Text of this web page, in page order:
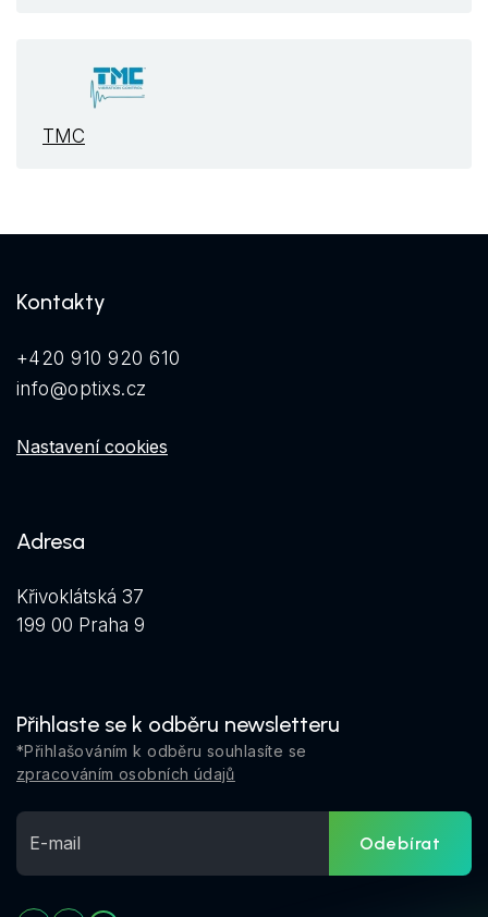
TMC
Kontakty
+420 910 920 610
info@optixs.cz
Nastavení cookies
Adresa
Křivoklátská 37
199 00 Praha 9
Přihlaste se k odběru newsletteru
*Přihlašováním k odběru souhlasíte se
zpracováním osobních údajů
Odebírat